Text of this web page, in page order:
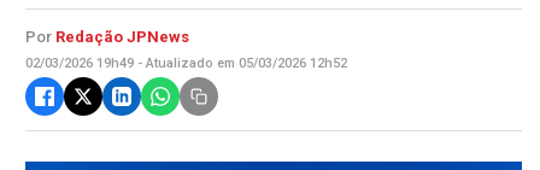
Por Redação JPNews
02/03/2026 19h49 - Atualizado em 05/03/2026 12h52